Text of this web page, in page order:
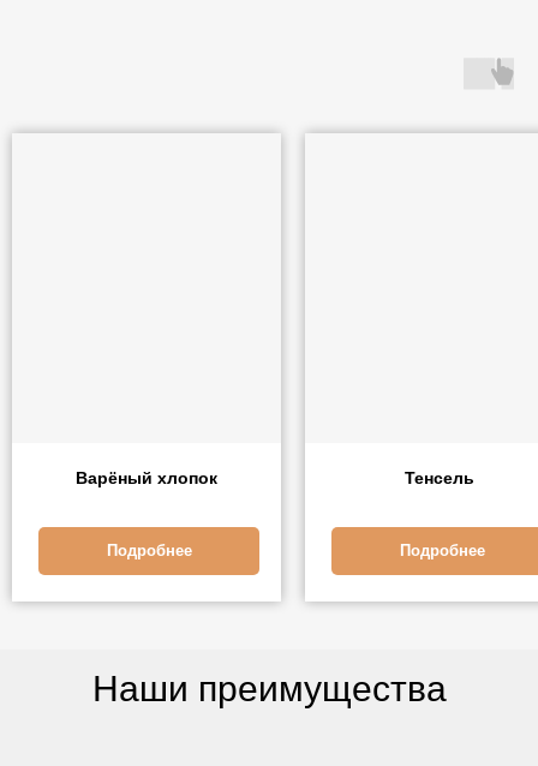
Варёный хлопок
Подробнее
Тенсель
Подробнее
Наши преимущества